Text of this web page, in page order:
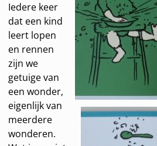
Iedere keer
dat een kind
leert lopen
en rennen
zijn we
getuige van
een wonder,
eigenlijk van
meerdere
wonderen.